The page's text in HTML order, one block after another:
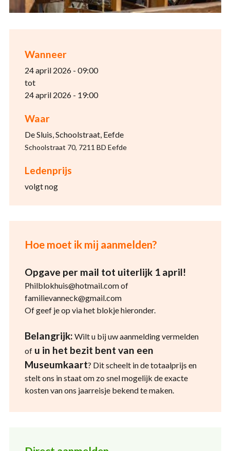
Wanneer
24 april 2026 - 09:00
tot
24 april 2026 - 19:00
Waar
De Sluis, Schoolstraat, Eefde
Schoolstraat 70, 7211 BD Eefde
Ledenprijs
volgt nog
Hoe moet ik mij aanmelden?
Opgave per mail tot uiterlijk 1 april!
Philblokhuis@hotmail.com of
familievanneck@gmail.com
Of geef je op via het blokje hieronder.
Belangrijk: Wilt u bij uw aanmelding vermelden
ofu in het bezit bent van een
Museumkaart? Dit scheelt in de totaalprijs en
stelt ons in staat om zo snel mogelijk de exacte
kosten van ons jaarreisje bekend te maken.